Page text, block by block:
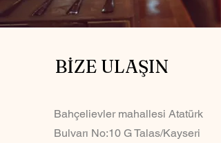
BİZE ULAŞIN
Bahçelievler mahallesi Atatürk
Bulvarı No:10 G Talas/Kayseri